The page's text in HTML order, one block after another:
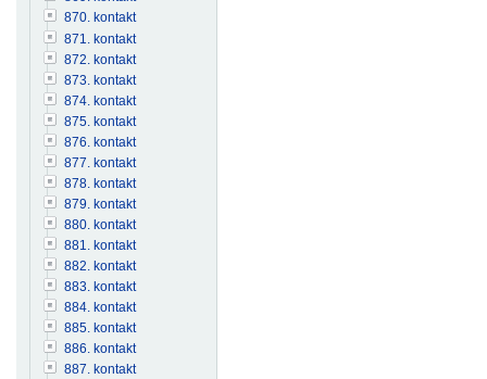
870. kontakt
871. kontakt
872. kontakt
873. kontakt
874. kontakt
875. kontakt
876. kontakt
877. kontakt
878. kontakt
879. kontakt
880. kontakt
881. kontakt
882. kontakt
883. kontakt
884. kontakt
885. kontakt
886. kontakt
887. kontakt